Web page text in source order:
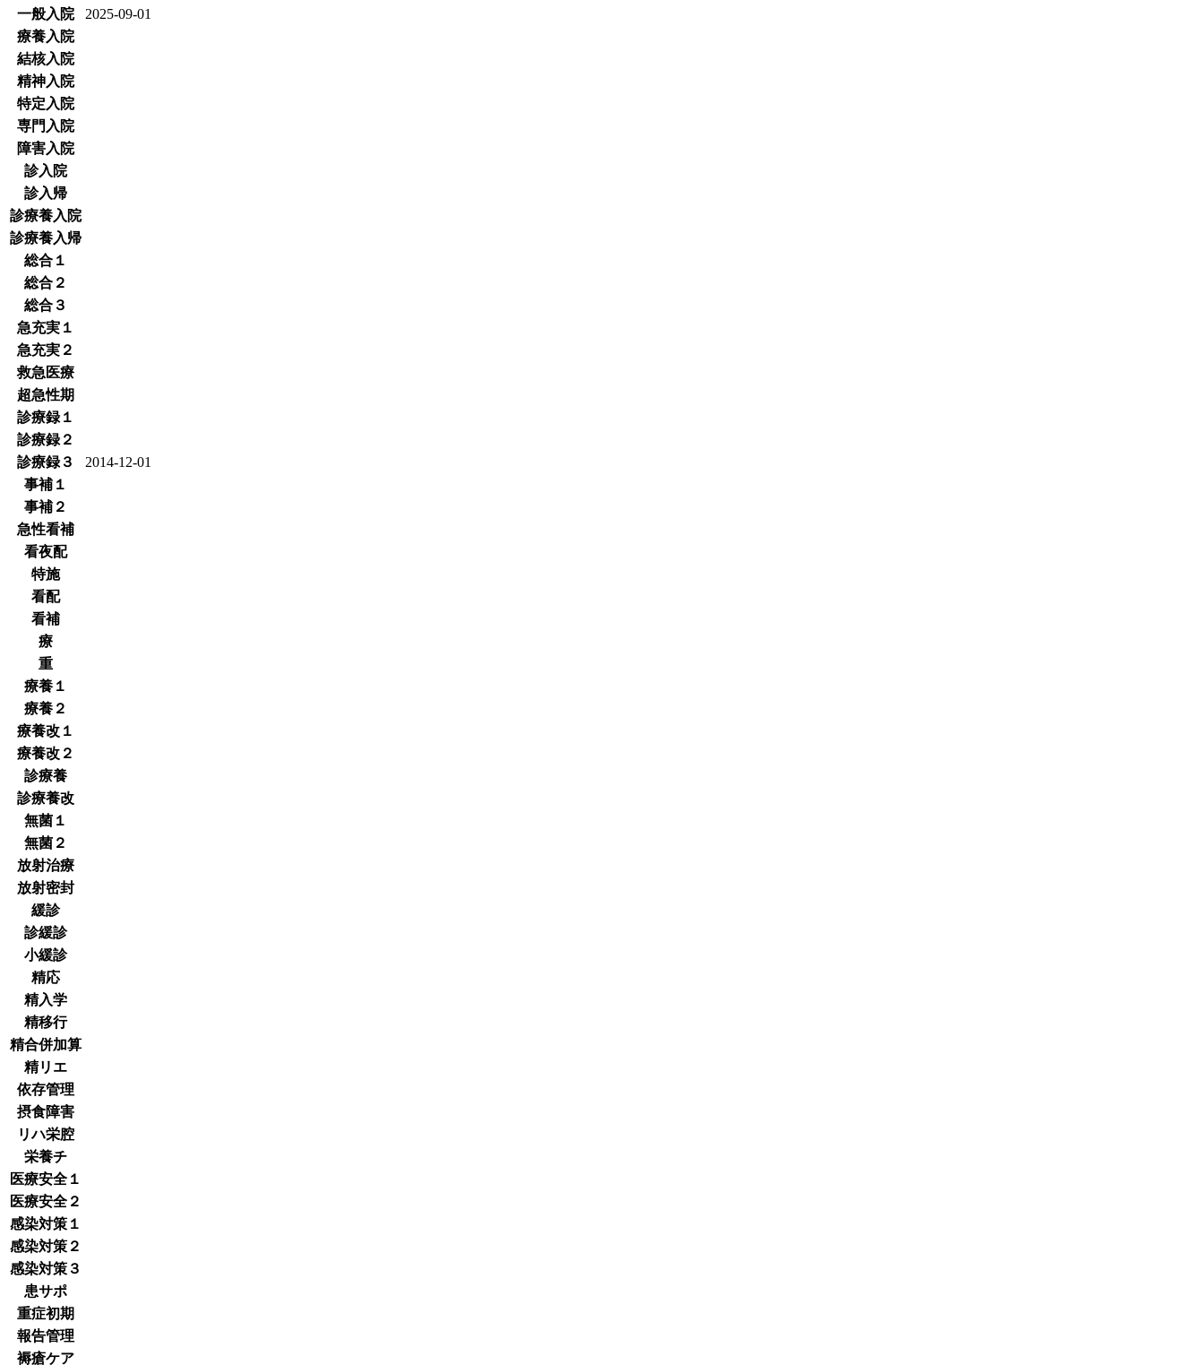
一般入院
2025-09-01
療養入院
結核入院
精神入院
特定入院
専門入院
障害入院
診入院
診入帰
診療養入院
診療養入帰
総合１
総合２
総合３
急充実１
急充実２
救急医療
超急性期
診療録１
診療録２
診療録３
2014-12-01
事補１
事補２
急性看補
看夜配
特施
看配
看補
療
重
療養１
療養２
療養改１
療養改２
診療養
診療養改
無菌１
無菌２
放射治療
放射密封
緩診
診緩診
小緩診
精応
精入学
精移行
精合併加算
精リエ
依存管理
摂食障害
リハ栄腔
栄養チ
医療安全１
医療安全２
感染対策１
感染対策２
感染対策３
患サポ
重症初期
報告管理
褥瘡ケア